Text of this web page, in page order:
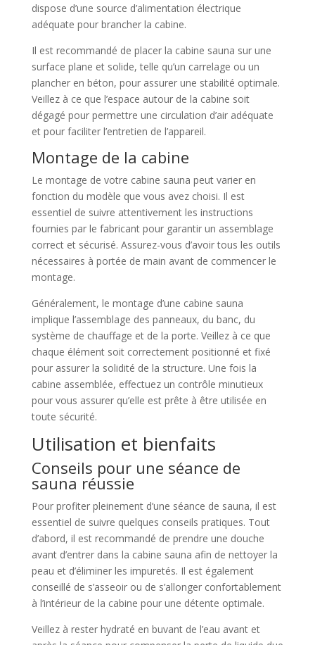
dispose d’une source d’alimentation électrique
adéquate pour brancher la cabine.
Il est recommandé de placer la cabine sauna sur une
surface plane et solide, telle qu’un carrelage ou un
plancher en béton, pour assurer une stabilité optimale.
Veillez à ce que l’espace autour de la cabine soit
dégagé pour permettre une circulation d’air adéquate
et pour faciliter l’entretien de l’appareil.
Montage de la cabine
Le montage de votre cabine sauna peut varier en
fonction du modèle que vous avez choisi. Il est
essentiel de suivre attentivement les instructions
fournies par le fabricant pour garantir un assemblage
correct et sécurisé. Assurez-vous d’avoir tous les outils
nécessaires à portée de main avant de commencer le
montage.
Généralement, le montage d’une cabine sauna
implique l’assemblage des panneaux, du banc, du
système de chauffage et de la porte. Veillez à ce que
chaque élément soit correctement positionné et fixé
pour assurer la solidité de la structure. Une fois la
cabine assemblée, effectuez un contrôle minutieux
pour vous assurer qu’elle est prête à être utilisée en
toute sécurité.
Utilisation et bienfaits
Conseils pour une séance de
sauna réussie
Pour profiter pleinement d’une séance de sauna, il est
essentiel de suivre quelques conseils pratiques. Tout
d’abord, il est recommandé de prendre une douche
avant d’entrer dans la cabine sauna afin de nettoyer la
peau et d’éliminer les impuretés. Il est également
conseillé de s’asseoir ou de s’allonger confortablement
à l’intérieur de la cabine pour une détente optimale.
Veillez à rester hydraté en buvant de l’eau avant et